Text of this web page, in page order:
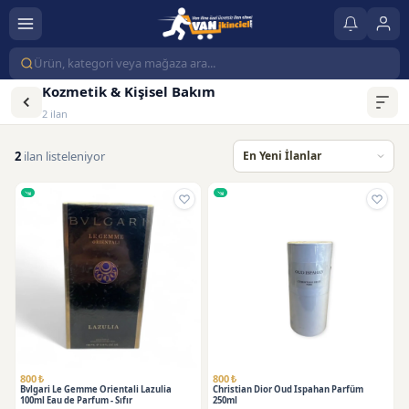
Kozmetik & Kişisel Bakım
2 ilan
2 ilan listeleniyor
800 ₺
Bvlgari Le Gemme Orientali Lazulia
100ml Eau de Parfum - Sıfır
800 ₺
Christian Dior Oud Ispahan Parfüm
250ml